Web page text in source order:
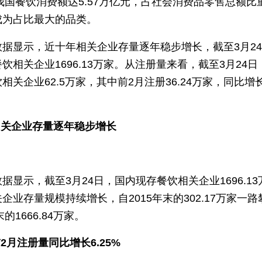
占比最大的品类。
显示，近十年相关企业存量逐年稳步增长，截至3月
相关企业1696.13万家。从注册量来看，截至3月24日
关企业62.5万家，其中前2月注册36.24万家，同比增
企业存量逐年稳步增长
显示，截至3月24日，国内现存餐饮相关企业1696.13
业存量规模持续增长，自2015年末的302.17万家一路
1666.84万家。
月注册量同比增长6.25%